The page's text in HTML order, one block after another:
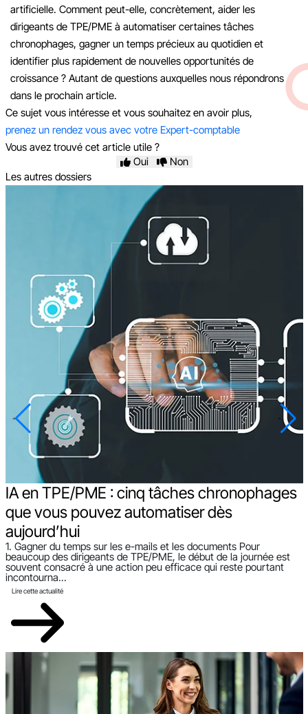
artificielle. Comment peut-elle, concrètement, aider les
dirigeants de TPE/PME à automatiser certaines tâches
chronophages, gagner un temps précieux au quotidien et
identifier plus rapidement de nouvelles opportunités de
croissance ? Autant de questions auxquelles nous répondrons
dans le prochain article.
Ce sujet vous intéresse et vous souhaitez en avoir plus,
prenez un rendez vous avec votre Expert-comptable
Vous avez trouvé cet article utile ?
Oui
Non
Les autres dossiers
IA en TPE/PME : cinq tâches chronophages
que vous pouvez automatiser dès
aujourd’hui
1. Gagner du temps sur les e-mails et les documents Pour
beaucoup des dirigeants de TPE/PME, le début de la journée est
souvent consacré à une action peu efficace qui reste pourtant
incontourna...
Lire cette actualité